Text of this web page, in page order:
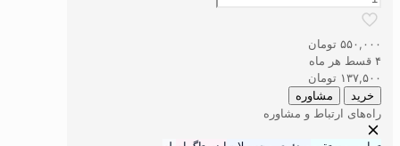
طرح
آسمینا
عدد
۵۵۰,۰۰۰ تومان
۴ قسط هر ماه
۱۳۷,۵۰۰ تومان
خرید مشاوره
راه‌های ارتباط و مشاوره